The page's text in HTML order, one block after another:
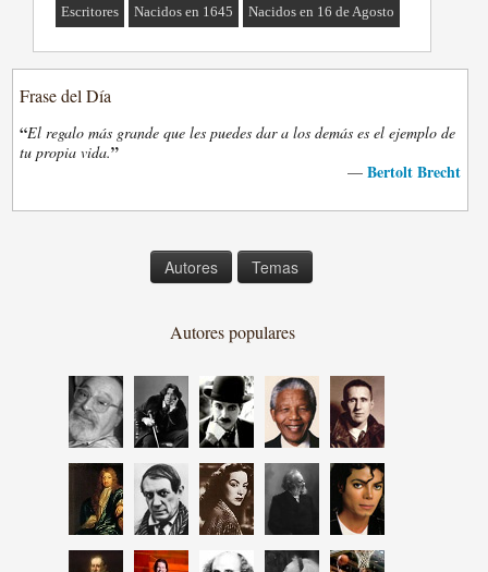
Escritores Nacidos en 1645 Nacidos en 16 de Agosto
Frase del Día
“El regalo más grande que les puedes dar a los demás es el ejemplo de
tu propia vida.”
— Bertolt Brecht
Autores Temas
Autores populares